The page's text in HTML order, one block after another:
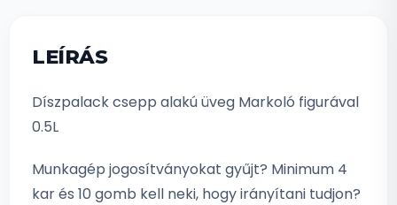
LEÍRÁS
Díszpalack csepp alakú üveg Markoló figurával
0.5L
Munkagép jogosítványokat gyűjt? Minimum 4
kar és 10 gomb kell neki, hogy irányítani tudjon?